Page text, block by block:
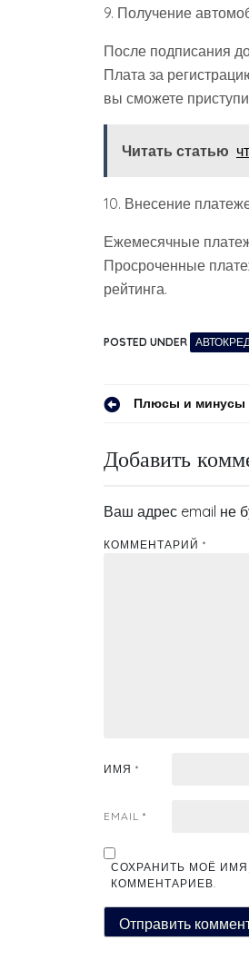
9. Получение
После подписания
Плата за
вы сможете
Читать статью
10. Внесение
Ежемесячные
Просроченные
рейтинга.
POSTED UNDER
Навигация
по
записям
Плюсы и минусы
Добавить
Ваш адрес email не
КОММЕНТАРИЙ *
ИМЯ *
EMAIL *
СОХРАНИТЬ МОЁ
КОММЕНТАРИЕВ.